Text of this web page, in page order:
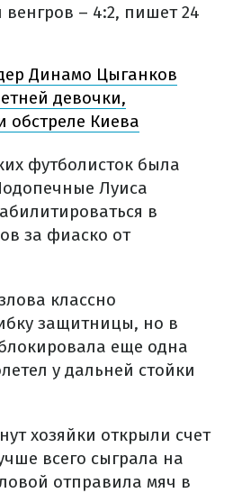
венгров – 4:2, пишет 24
Динамо Цыганков
девочки,
обстреле Киева
футболисток была
Луиса
в
за фиаско от
классно
защитницы, но в
еще одна
у дальней стойки
хозяйки открыли счет
всего сыграла на
отправила мяч в